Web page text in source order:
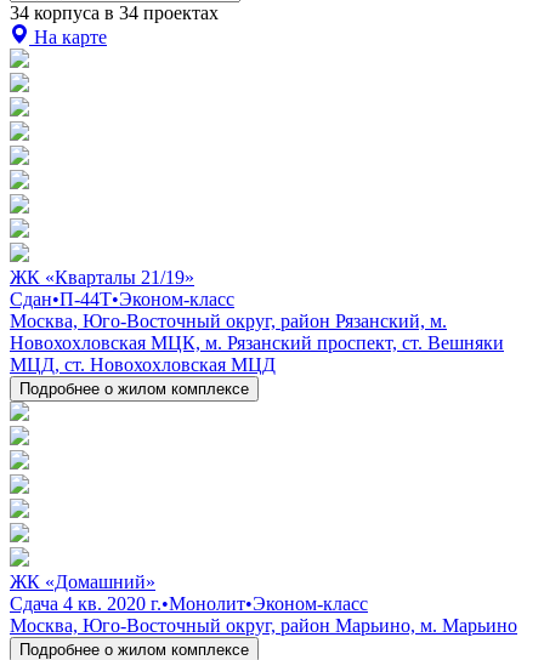
34 корпуса в 34 проектах
На карте
ЖК «Кварталы 21/19»
Сдан•П-44Т•Эконом-класс
Москва, Юго-Восточный округ, район Рязанский, м.
Новохохловская МЦК, м. Рязанский проспект, ст. Вешняки
МЦД, ст. Новохохловская МЦД
Подробнее о жилом комплексе
ЖК «Домашний»
Сдача 4 кв. 2020 г.•Монолит•Эконом-класс
Москва, Юго-Восточный округ, район Марьино, м. Марьино
Подробнее о жилом комплексе